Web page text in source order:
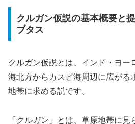
クルガン仮説の基本概要と
ブタス
クルガン仮説とは、インド・ヨー
海北方からカスピ海周辺に広がる
地帯に求める説です。
「クルガン」とは、草原地帯に